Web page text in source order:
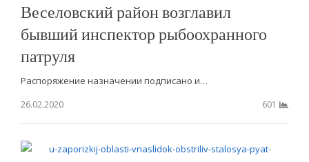
Веселовский район возглавил
бывший инспектор рыбоохранного
патруля
Распоряжение назначении подписано и…
26.02.2020
601